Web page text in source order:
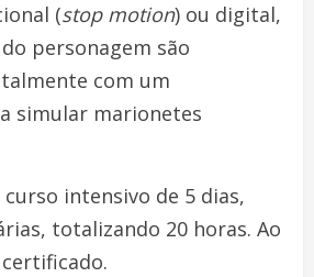
(stop motion) ou digital,
personagem são
com um
simular marionetes
intensivo de 5 dias,
totalizando 20 horas. Ao